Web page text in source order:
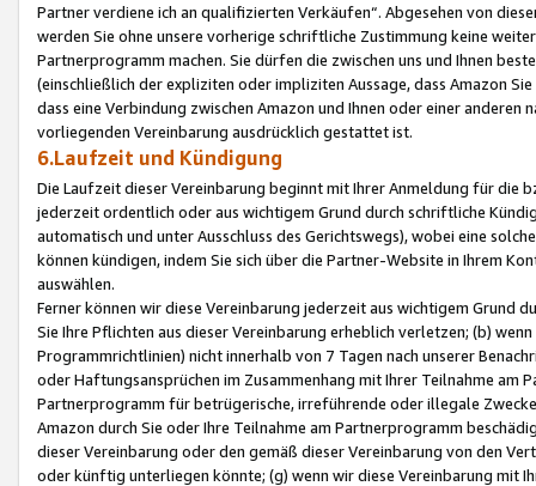
Partner verdiene ich an qualifizierten Verkäufen“. Abgesehen von
werden Sie ohne unsere vorherige schriftliche Zustimmung keine
Partnerprogramm machen. Sie dürfen die zwischen uns und Ihnen
(einschließlich der expliziten oder impliziten Aussage, dass Amazon
dass eine Verbindung zwischen Amazon und Ihnen oder einer
vorliegenden Vereinbarung ausdrücklich gestattet ist.
6.Laufzeit und Kündigung
Die Laufzeit dieser Vereinbarung beginnt mit Ihrer Anmeldung für die
jederzeit ordentlich oder aus wichtigem Grund durch schriftliche
automatisch und unter Ausschluss des Gerichtswegs), wobei eine
können kündigen, indem Sie sich über die Partner-Website in Ihrem
auswählen.
Ferner können wir diese Vereinbarung jederzeit aus wichtigem Grund
Sie Ihre Pflichten aus dieser Vereinbarung erheblich verletzen; (b)
Programmrichtlinien) nicht innerhalb von 7 Tagen nach unserer
oder Haftungsansprüchen im Zusammenhang mit Ihrer Teilnahme am
Partnerprogramm für betrügerische, irreführende oder illegale
Amazon durch Sie oder Ihre Teilnahme am Partnerprogramm
dieser Vereinbarung oder den gemäß dieser Vereinbarung von den
oder künftig unterliegen könnte; (g) wenn wir diese Vereinbarung mit